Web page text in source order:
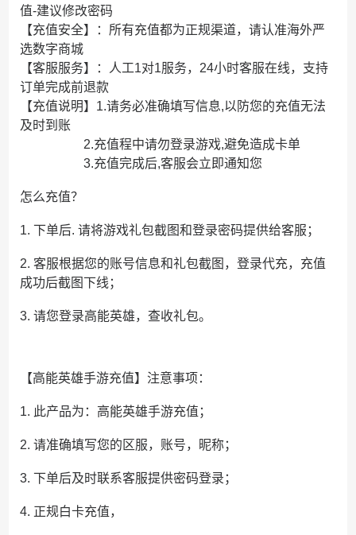
值-建议修改密码
【充值安全】：所有充值都为正规渠道，请认准海外严
选数字商城
【客服服务】：人工1对1服务，24小时客服在线，支持
订单完成前退款
【充值说明】1.请务必准确填写信息,以防您的充值无法
及时到账
2.充值程中请勿登录游戏,避免造成卡单
3.充值完成后,客服会立即通知您
怎么充值？
1. 下单后. 请将游戏礼包截图和登录密码提供给客服；
2. 客服根据您的账号信息和礼包截图，登录代充，充值
成功后截图下线；
3. 请您登录高能英雄，查收礼包。
【高能英雄手游充值】注意事项：
1. 此产品为：高能英雄手游充值；
2. 请准确填写您的区服，账号，昵称；
3. 下单后及时联系客服提供密码登录；
4. 正规白卡充值，